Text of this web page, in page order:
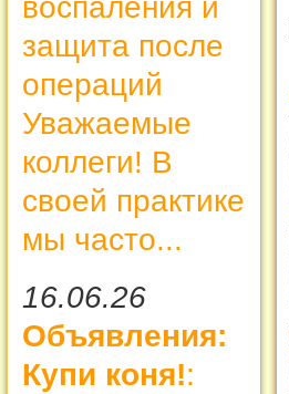
воспаления и
защита после
операций
Уважаемые
коллеги! В
своей практике
мы часто...
16.06.26
Объявления:
Купи коня!: